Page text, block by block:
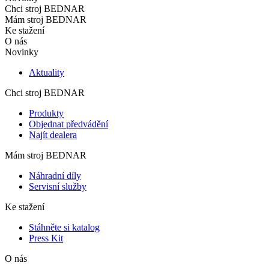
Chci stroj BEDNAR
Mám stroj BEDNAR
Ke stažení
O nás
Novinky
Aktuality
Chci stroj BEDNAR
Produkty
Objednat předvádění
Najít dealera
Mám stroj BEDNAR
Náhradní díly
Servisní služby
Ke stažení
Stáhněte si katalog
Press Kit
O nás